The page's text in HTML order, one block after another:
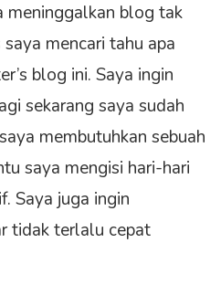
meninggalkan blog tak
mencari tahu apa
blog ini. Saya ingin
sekarang saya sudah
membutuhkan sebuah
saya mengisi hari-hari
Saya juga ingin
tidak terlalu cepat